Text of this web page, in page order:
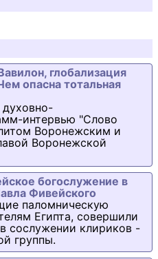
глобализация
опасна тотальная
интервью "Слово
Воронежским и
Воронежской
богослужение в
Фивейского
паломническую
Египта, совершили
сослужении клириков -
группы.